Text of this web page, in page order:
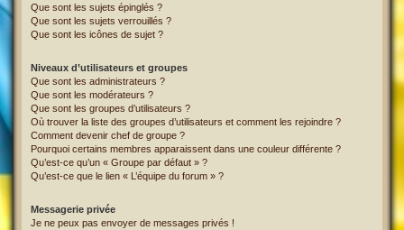
Que sont les sujets épinglés ?
Que sont les sujets verrouillés ?
Que sont les icônes de sujet ?
Niveaux d’utilisateurs et groupes
Que sont les administrateurs ?
Que sont les modérateurs ?
Que sont les groupes d’utilisateurs ?
Où trouver la liste des groupes d’utilisateurs et comment les rejoindre ?
Comment devenir chef de groupe ?
Pourquoi certains membres apparaissent dans une couleur différente ?
Qu’est-ce qu’un « Groupe par défaut » ?
Qu’est-ce que le lien « L’équipe du forum » ?
Messagerie privée
Je ne peux pas envoyer de messages privés !